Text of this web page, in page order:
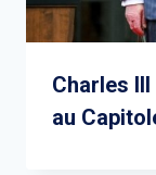
Charles
au